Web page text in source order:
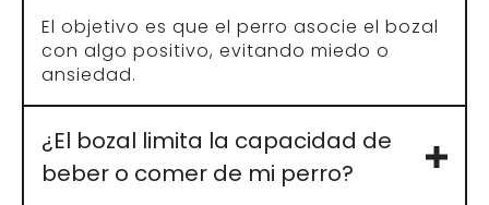
El objetivo es que el perro asocie el bozal
con algo positivo, evitando miedo o
ansiedad.
¿El bozal limita la capacidad de
beber o comer de mi perro?